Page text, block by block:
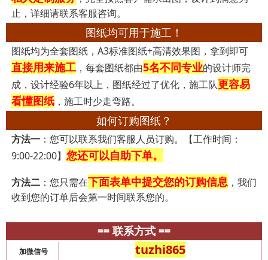
止，详细请联系客服咨询。
图纸均可用于施工！
图纸均为全套图纸，A3标准图纸+高清效果图，拿到即可
直接用来施工，每套图纸都由5名不同专业的设计师完
成，设计经验6年以上，图纸经过了优化，施工队更容易
看懂图纸，施工时少走弯路。
如何订购图纸？
方法一：您可以联系我们客服人员订购。【工作时间：
9:00-22:00】 您还可以自助下单。
方法二：您只需在下面表单中提交您的订购信息，我们
收到您的订单后会第一时间联系您的。
== 联系方式 ==
加微信号 tuzhi865